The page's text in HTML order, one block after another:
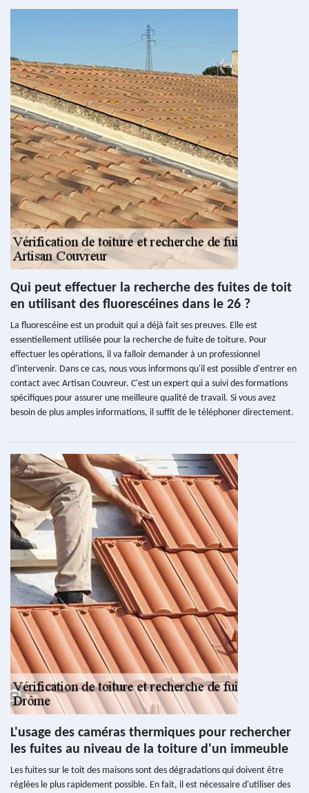
Qui peut effectuer la recherche des fuites de toit
en utilisant des fluorescéines dans le 26 ?
La fluorescéine est un produit qui a déjà fait ses preuves. Elle est
essentiellement utilisée pour la recherche de fuite de toiture. Pour
effectuer les opérations, il va falloir demander à un professionnel
d'intervenir. Dans ce cas, nous vous informons qu'il est possible d'entrer en
contact avec Artisan Couvreur. C'est un expert qui a suivi des formations
spécifiques pour assurer une meilleure qualité de travail. Si vous avez
besoin de plus amples informations, il suffit de le téléphoner directement.
L'usage des caméras thermiques pour rechercher
les fuites au niveau de la toiture d'un immeuble
Les fuites sur le toit des maisons sont des dégradations qui doivent être
réglées le plus rapidement possible. En fait, il est nécessaire d'utiliser des